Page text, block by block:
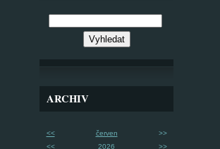
ARCHIV
<< červen
>>
<<
2026 >>